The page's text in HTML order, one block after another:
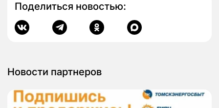
Поделиться новостью:
Новости партнеров